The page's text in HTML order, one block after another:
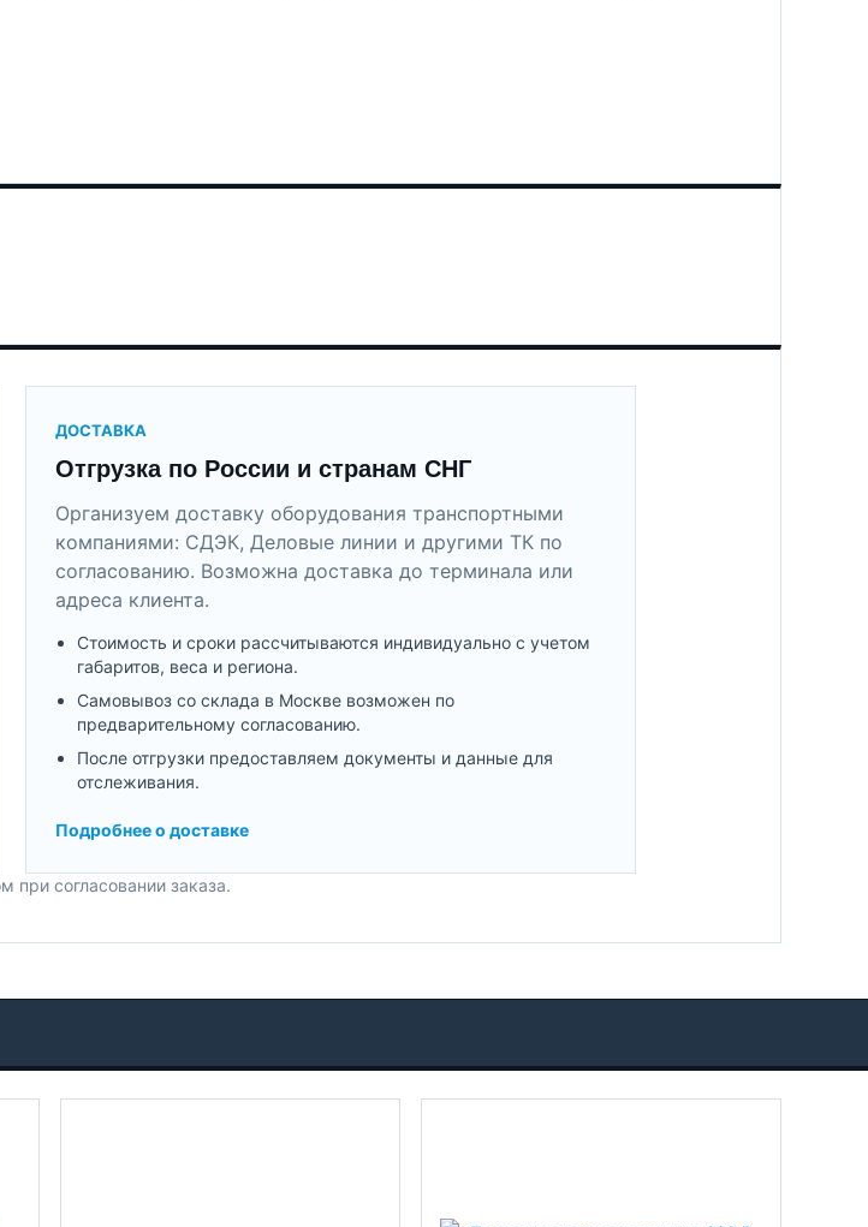
ДОСТАВКА
Отгрузка по России и странам СНГ
Организуем доставку оборудования транспортными
компаниями: СДЭК, Деловые линии и другими ТК по
согласованию. Возможна доставка до терминала или
адреса клиента.
Стоимость и сроки рассчитываются индивидуально с учетом
габаритов, веса и региона.
Самовывоз со склада в Москве возможен по
предварительному согласованию.
После отгрузки предоставляем документы и данные для
отслеживания.
Подробнее о доставке
при согласовании заказа.